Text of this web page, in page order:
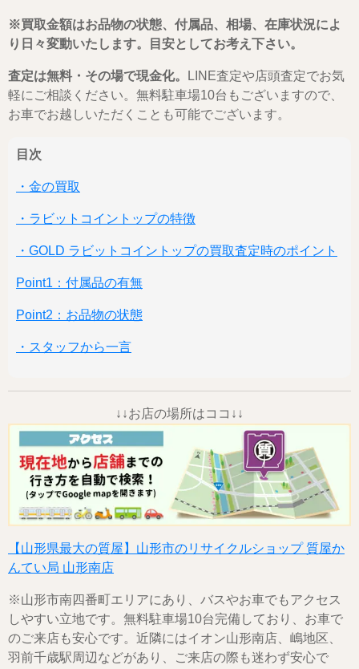
※買取金額はお品物の状態、付属品、相場、在庫状況によ
り日々変動いたします。目安としてお考え下さい。
査定は無料・その場で現金化。
LINE査定や店頭査定でお気
軽にご相談ください。無料駐車場10台もございますので、
お車でお越しいただくことも可能でございます。
目次
・金の買取
・ラビットコイントップの特徴
・GOLD ラビットコイントップの買取査定時のポイント
Point1：付属品の有無
Point2：お品物の状態
・スタッフから一言
↓↓お店の場所はココ↓↓
【山形県最大の質屋】山形市のリサイクルショップ 質屋か
んてい局 山形南店
※山形市南四番町エリアにあり、バスやお車でもアクセス
しやすい立地です。無料駐車場10台完備しており、お車で
のご来店も安心です。近隣にはイオン山形南店、嶋地区、
羽前千歳駅周辺などがあり、ご来店の際も迷わず安心で